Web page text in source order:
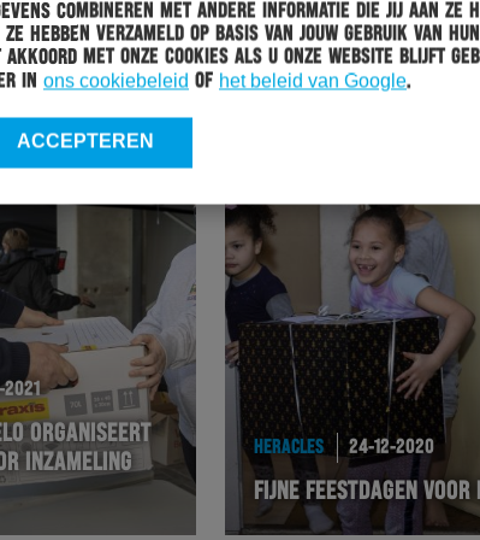
combineren met andere informatie die jij aan ze
hebben verzameld op basis van jouw gebruik van hun
akkoord met onze cookies als u onze website blijft
in ons cookiebeleid of het beleid van Google.
ACCEPTEREN
ORGANISEERT
INZAMELING
HERACLES 24-12-2020
FIJNE FEESTDAGEN VOOR